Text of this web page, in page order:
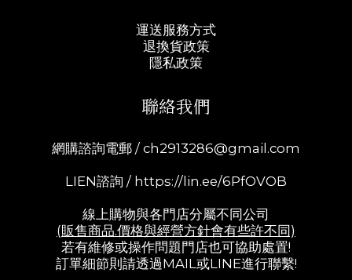
運送服務方式
退換貨政策
隱私政策
聯絡我們
網購諮詢電郵 / ch2913286@gmail.com
LIEN諮詢 / https://lin.ee/6PfOVOB
線上購物與各門店分屬不同公司
(販售商品.價格與經營方針會有些許不同)
若有維修或操作問題門店也可協助處置!
訂單細節則請透過MAIL或LINE進行聯繫!